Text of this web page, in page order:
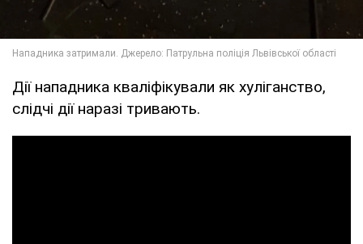
Дії нападника кваліфікували як хуліганство,
слідчі дії наразі тривають.